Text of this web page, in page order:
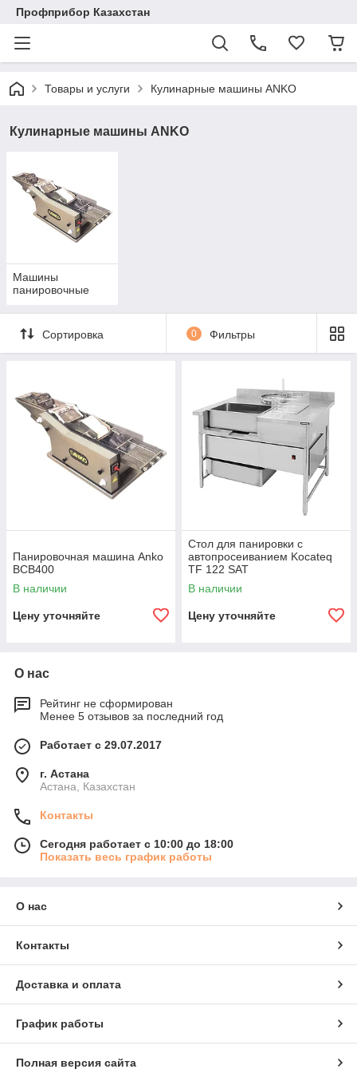
Профприбор Казахстан
Товары и услуги Кулинарные машины ANKO
Кулинарные машины ANKO
Машины
панировочные
Сортировка 0 Фильтры
Панировочная машина Anko
BCB400
В наличии
Цену уточняйте
Стол для панировки с
автопросеиванием Kocateq
TF 122 SAT
В наличии
Цену уточняйте
О нас
Рейтинг не сформирован
Менее 5 отзывов за последний год
Работает с 29.07.2017
г. Астана
Астана, Казахстан
Контакты
Сегодня работает с 10:00 до 18:00
Показать весь график работы
О нас
Контакты
Доставка и оплата
График работы
Полная версия сайта